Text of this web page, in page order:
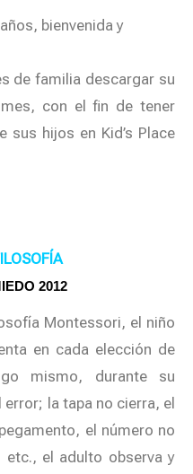
bienvenida y
de familia descargar su
con el fin de tener
sus hijos en Kid’s Place
2012
Montessori, el niño
en cada elección de
mismo, durante su
la tapa no cierra, el
el número no
el adulto observa y